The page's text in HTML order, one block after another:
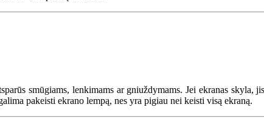
smūgiams, lenkimams ar gniuždymams. Jei ekranas
pakeisti ekrano lempą, nes yra pigiau nei keisti visą ekraną.